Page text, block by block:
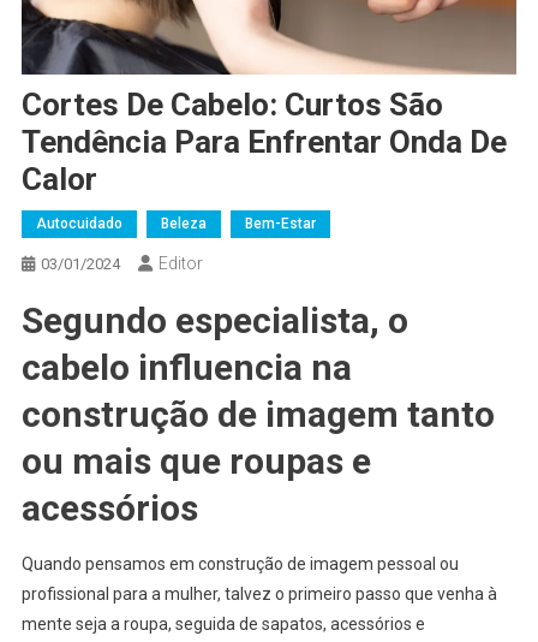
Cortes De Cabelo: Curtos São
Tendência Para Enfrentar Onda De
Calor
Autocuidado Beleza Bem-Estar
03/01/2024 Editor
Segundo especialista, o
cabelo influencia na
construção de imagem tanto
ou mais que roupas e
acessórios
Quando pensamos em construção de imagem pessoal ou
profissional para a mulher, talvez o primeiro passo que venha à
mente seja a roupa, seguida de sapatos, acessórios e